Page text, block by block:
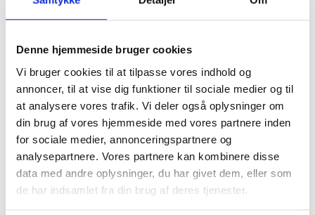
Denne hjemmeside bruger cookies
Vi bruger cookies til at tilpasse vores indhold og
annoncer, til at vise dig funktioner til sociale medier og til
at analysere vores trafik. Vi deler også oplysninger om
din brug af vores hjemmeside med vores partnere inden
for sociale medier, annonceringspartnere og
analysepartnere. Vores partnere kan kombinere disse
data med andre oplysninger, du har givet dem, eller som
de har indsamlet fra din brug af deres tjenester.